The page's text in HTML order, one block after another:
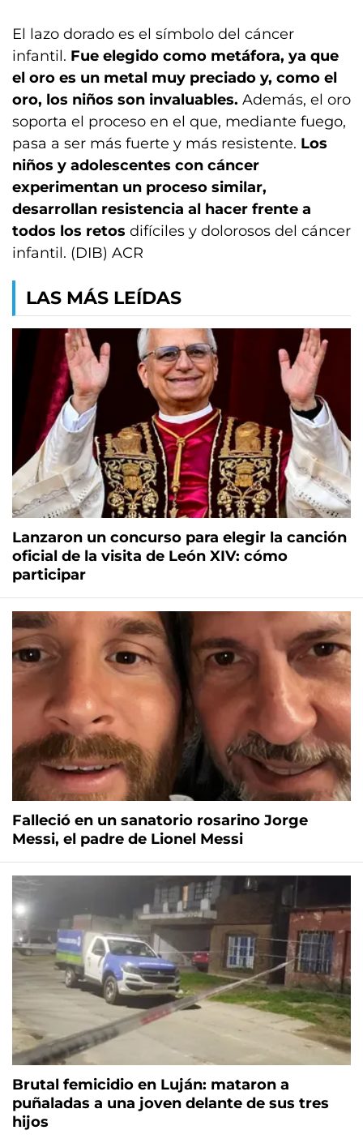
El lazo dorado es el símbolo del cáncer
infantil. Fue elegido como metáfora, ya que
el oro es un metal muy preciado y, como el
oro, los niños son invaluables. Además, el oro
soporta el proceso en el que, mediante fuego,
pasa a ser más fuerte y más resistente. Los
niños y adolescentes con cáncer
experimentan un proceso similar,
desarrollan resistencia al hacer frente a
todos los retos difíciles y dolorosos del cáncer
infantil. (DIB) ACR
LAS MÁS LEÍDAS
Lanzaron un concurso para elegir la canción
oficial de la visita de León XIV: cómo
participar
Falleció en un sanatorio rosarino Jorge
Messi, el padre de Lionel Messi
Brutal femicidio en Luján: mataron a
puñaladas a una joven delante de sus tres
hijos